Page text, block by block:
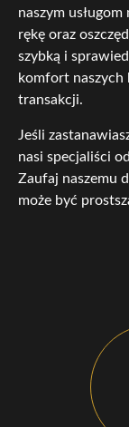
naszym
rękę oraz
szybką i
komfort naszych
transakcji.
Jeśli
nasi specjaliści
Zaufaj naszemu
może być